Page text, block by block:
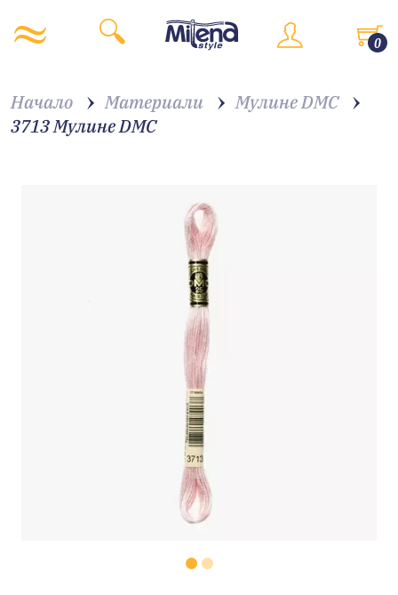
0
Начало Материали
Мулине DMC
3713 Мулине DMC